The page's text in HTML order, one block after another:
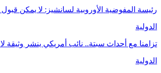
رئيسة المفوضية الأوروبية لسانشيز: لا يمكن
الدولية
تزامنا مع أحداث سبتة.. نائب أمريكي ينشر وثيقة
الدولية